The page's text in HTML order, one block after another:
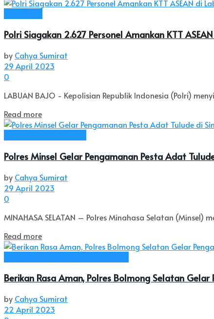
Polri Siagakan 2.627 Personel Amankan KTT
by Cahya Sumirat
29 April 2023
0
LABUAN BAJO - Kepolisian Republik Indonesia (Polri)
Read more
Polres Minsel Gelar Pengamanan Pesta Adat
by Cahya Sumirat
29 April 2023
0
MINAHASA SELATAN – Polres Minahasa Selatan
Read more
Berikan Rasa Aman, Polres Bolmong Selatan
by Cahya Sumirat
22 April 2023